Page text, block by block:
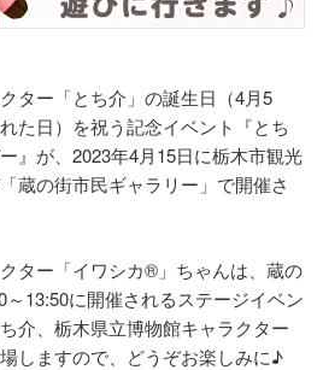
ター「とち介」の誕生日（4月5
た日）を祝う記念イベント『とち
』が、2023年4月15日に栃木市観光
蔵の街市民ギャラリー」で開催さ
ター「イワシカ®」ちゃんは、蔵の
13:50に開催されるステージイベン
介、栃木県立博物館キャラクター
しますので、どうぞお楽しみに♪